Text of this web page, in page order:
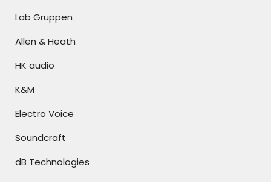
Lab Gruppen
Allen & Heath
HK audio
K&M
Electro Voice
Soundcraft
dB Technologies